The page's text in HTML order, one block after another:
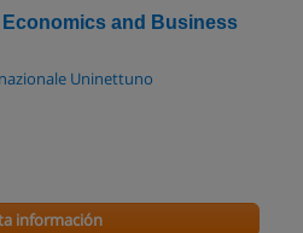
Economics and Business
Uninettuno
información